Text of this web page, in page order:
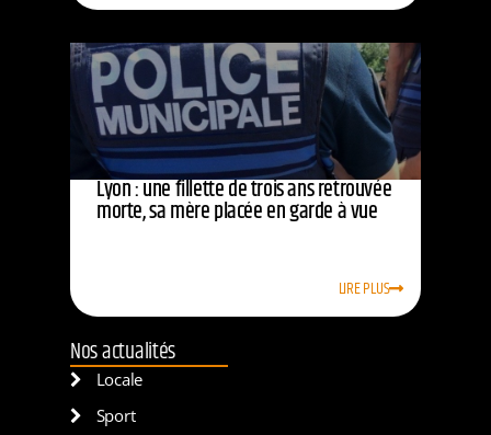
Lyon : une fillette de trois ans retrouvée
morte, sa mère placée en garde à vue
LIRE PLUS
Nos actualités
Locale
Sport